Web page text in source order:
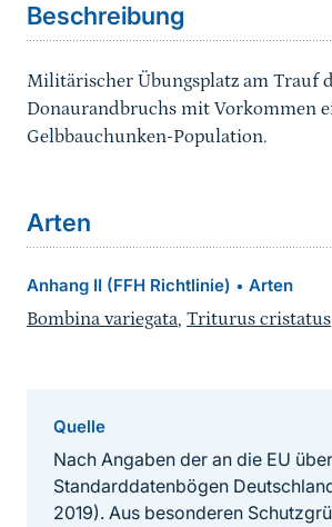
Beschreibung
Militärischer Übungsplatz am Trauf
Donaurandbruchs mit Vorkommen
Gelbbauchunken-Population.
Arten
Anhang II (FFH Richtlinie) • Arten
Bombina variegata, Triturus cristatus
Quelle
Nach Angaben der an die EU
Standarddatenbögen
2019). Aus besonderen